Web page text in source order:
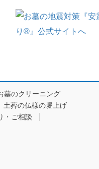
墓のクリーニング
土葬の仏様の堀上げ
・ご相談